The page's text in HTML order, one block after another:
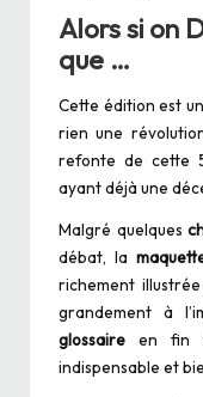
Alors si on
que …
Cette édition est
rien une
refonte de cette
ayant déjà une
Malgré quelques
débat, la
richement
grandement à
glossaire en fin
indispensable et